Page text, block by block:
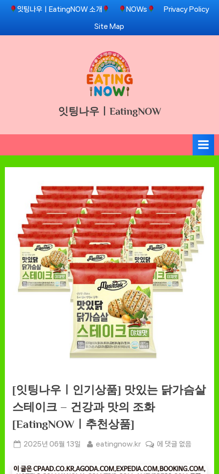
Skip
content
잇팅나우ㅣEatingNOW 소개 NOWs Privacy Policy
Site Map
잇팅나우ㅣEatingNOW
[잇팅나우ㅣ인기상품] 맛있는 닭가슴살
스테이크 – 건강과 맛의 조화
[EatingNOWㅣ추천상품]
Posted
2025년 06월 13일 By
eatingnow.kr
[잇
나
에 댓글 없음